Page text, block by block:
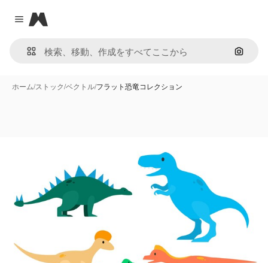
Close menu
Magnific
画像で
ホーム/ストック/ベクトル/フラット恐竜コレクション